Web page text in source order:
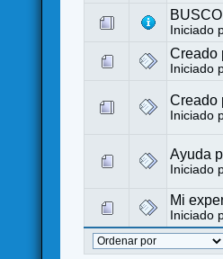
Iniciado
Creado
Iniciado
Creado
Iniciado
Ayuda
Iniciado
Mi
Iniciado